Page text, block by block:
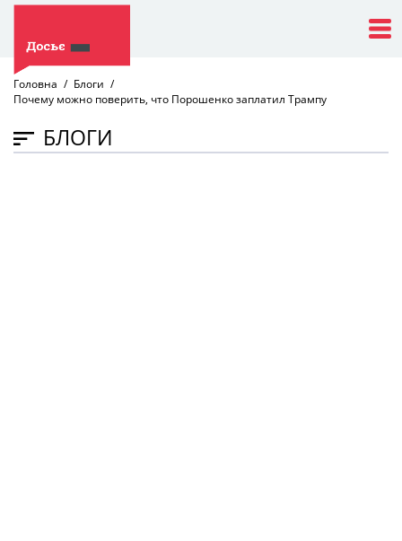
Головна
Блоги
Почему можно поверить, что Порошенко заплатил Трампу
БЛОГИ